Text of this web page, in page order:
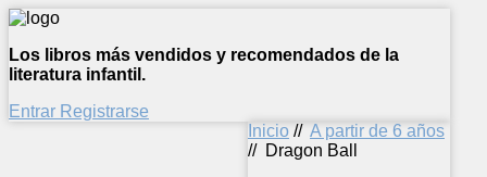
Los libros más vendidos y recomendados de la
literatura infantil.
Entrar Registrarse
Inicio // A partir de 6 años
// Dragon Ball